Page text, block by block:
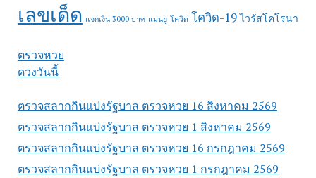
เลขเด็ด แจกเงิน 3000 บาท แมนยู โควิด โควิด-19 ไวรัสโคโรนา
ตรวจหวย
ดวงวันนี้
ตรวจสลากกินแบ่งรัฐบาล ตรวจหวย 16 สิงหาคม 2569
ตรวจสลากกินแบ่งรัฐบาล ตรวจหวย 1 สิงหาคม 2569
ตรวจสลากกินแบ่งรัฐบาล ตรวจหวย 16 กรกฎาคม 2569
ตรวจสลากกินแบ่งรัฐบาล ตรวจหวย 1 กรกฎาคม 2569